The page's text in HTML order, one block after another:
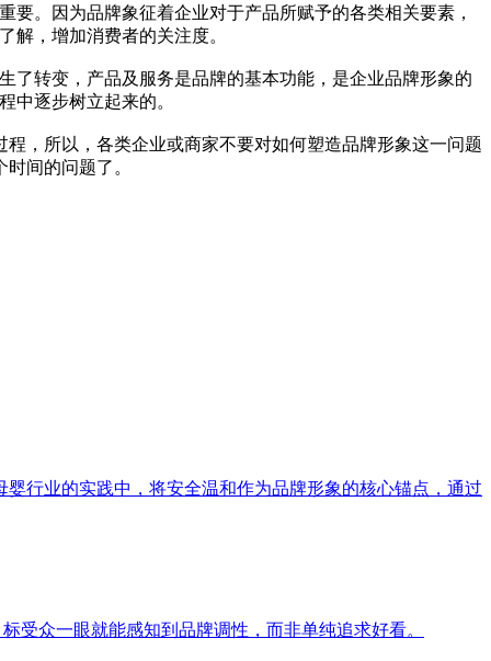
。因为品牌象征着企业对于产品所赋予的各类相关要素，
解，增加消费者的关注度。
了转变，产品及服务是品牌的基本功能，是企业品牌形象的
中逐步树立起来的。
，所以，各类企业或商家不要对如何塑造品牌形象这一问题
间的问题了。
行业的实践中，将安全温和作为品牌形象的核心锚点，通过
众一眼就能感知到品牌调性，而非单纯追求好看。